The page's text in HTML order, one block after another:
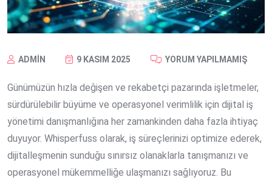
ADMIN 9 KASIM 2025 YORUM YAPILMAMIŞ
Günümüzün hızla değişen ve rekabetçi pazarında işletmeler,
sürdürülebilir büyüme ve operasyonel verimlilik için dijital iş
yönetimi danışmanlığına her zamankinden daha fazla ihtiyaç
duyuyor. Whisperfuss olarak, iş süreçlerinizi optimize ederek,
dijitalleşmenin sunduğu sınırsız olanaklarla tanışmanızı ve
operasyonel mükemmelliğe ulaşmanızı sağlıyoruz. Bu